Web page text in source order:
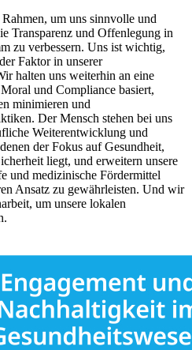
um uns sinnvolle und
Transparenz und Offenlegung in
zu verbessern. Uns ist wichtig,
Faktor in unserer
halten uns weiterhin an eine
und Compliance basiert,
minimieren und
Der Mensch stehen bei uns
Weiterentwicklung und
der Fokus auf Gesundheit,
liegt, und erweitern unsere
und medizinische Fördermittel
Ansatz zu gewährleisten. Und wir
um unsere lokalen